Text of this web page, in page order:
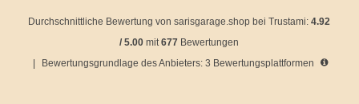
Durchschnittliche Bewertung von sarisgarage.shop bei Trustami:4.92
/5.00 mit677 Bewertungen
Bewertungsgrundlage des Anbieters: 3 Bewertungsplattformen